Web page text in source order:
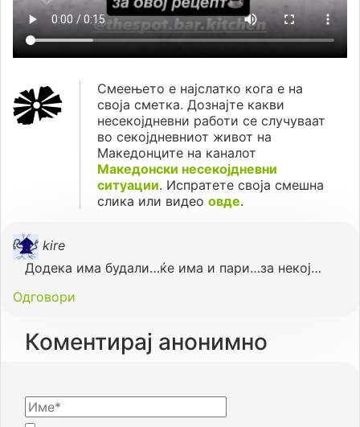
Смеењето е најслатко кога е на
своја сметка. Дознајте какви
несекојдневни работи се случуваат
во секојдневниот живот на
Македонците на каналот
Македонски несекојдневни
ситуации. Испратете своја смешна
слика или видео овде.
kire
Додека има будали…ќе има и пари…за некој…
Одговори
Коментирај анонимно